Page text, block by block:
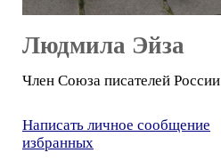
Людмила Эйза
Член Союза писателей России
Написать личное сообщение
избранных